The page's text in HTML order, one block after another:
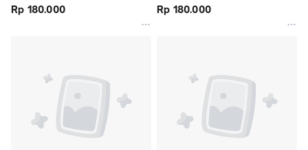
OFFICIAL MERCH GodBless
Rp 180.000
OFFICIAL MERCH AKA DO WHAT
Rp 180.000